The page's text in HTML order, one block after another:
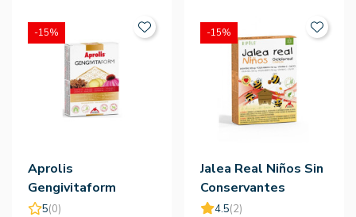
Aprolis
Gengivitaform
Propoleo Jengibre
5(0)
-15%
Jalea Real Niños Sin
Conservantes
20amp
4.5(2)
-15%